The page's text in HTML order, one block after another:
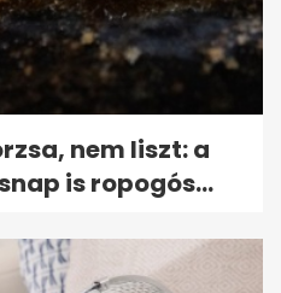
nem liszt: a
is ropogós...